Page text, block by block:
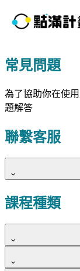
常見問題
為了協助你在使
題解答
聯繫客服
如有任何問題，您
客
留下姓名、聯絡
課程種類
如有照服員職前